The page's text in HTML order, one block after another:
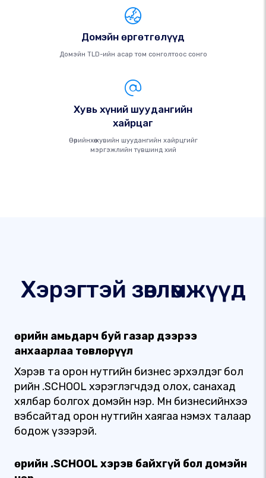
Домэйн өргөтгөлүүд
Домэйн TLD-ийн асар том сонголтоос сонго
Хувь хүний ​​шуудангийн
хайрцаг
Өөрийнхөө хувийн шуудангийн хайрцгийг
мэргэжлийн түвшинд хий
Хэрэгтэй зөвлөмжүүд
Өөрийн амьдарч буй газар дээрээ
анхаарлаа төвлөрүүл
Хэрэв та орон нутгийн бизнес эрхэлдэг бол
өөрийн .SCHOOL хэрэглэгчдэд олох, санахад
хялбар болгох домэйн нэр. Мөн бизнесийнхээ
вэбсайтад орон нутгийн хаягаа нэмэх талаар
бодож үзээрэй.
Өөрийн .SCHOOL хэрэв байхгүй бол домэйн